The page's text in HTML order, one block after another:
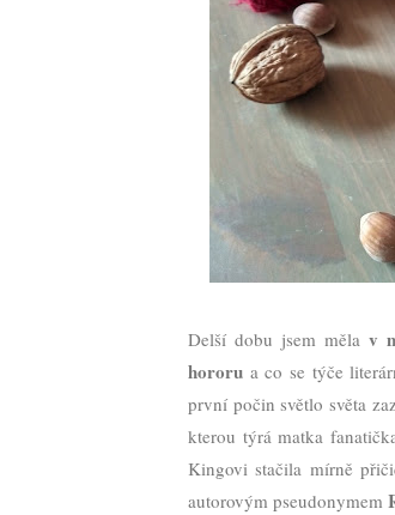
Delší dobu jsem měla v
hororu a co se týče
první počin světlo světa
kterou týrá matka
Kingovi stačila mírně
autorovým pseudonymem